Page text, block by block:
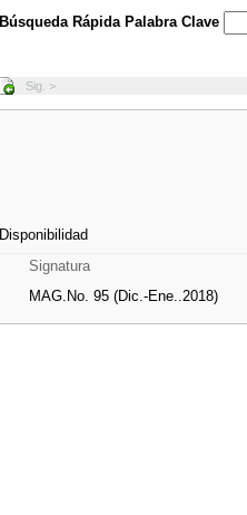
Búsqueda Rápida Palabra Clave
Sig. >
Disponibilidad
Signatura
MAG.No. 95 (Dic.-Ene..2018)